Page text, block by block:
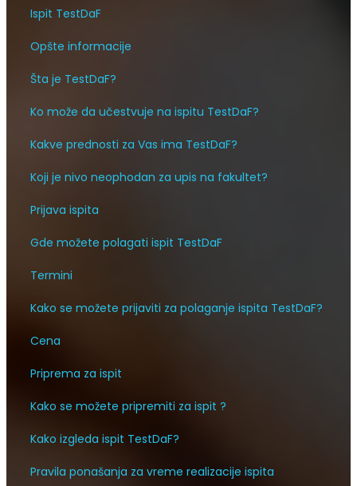
Ispit TestDaF
Opšte informacije
Šta je TestDaF?
Ko može da učestvuje na ispitu TestDaF?
Kakve prednosti za Vas ima TestDaF?
Koji je nivo neophodan za upis na fakultet?
Prijava ispita
Gde možete polagati ispit TestDaF
Termini
Kako se možete prijaviti za polaganje ispita TestDaF?
Cena
Priprema za ispit
Kako se možete pripremiti za ispit ?
Kako izgleda ispit TestDaF?
Pravila ponašanja za vreme realizacije ispita